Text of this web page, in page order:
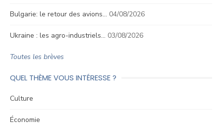
Bulgarie: le retour des avions… 04/08/2026
Ukraine : les agro-industriels… 03/08/2026
Toutes les brèves
QUEL THÈME VOUS INTÉRESSE ?
Culture
Économie